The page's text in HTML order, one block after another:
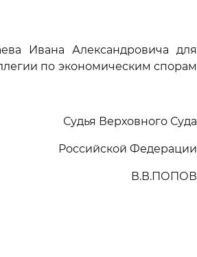
Ивана Александровича для
по экономическим спорам
Судья Верховного Суда
Российской Федерации
В.В.ПОПОВ